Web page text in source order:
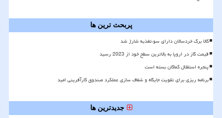
پربحث ترین ها
کالا برگ خردسالان دارای سوءتغذیه شارژ شد
قیمت گاز در اروپا به بالاترین سطح خود از 2023 رسید
پنجره استقلال کماکان بسته است
برنامه ریزی برای تقویت جایگاه و شفاف سازی عملکرد صندوق کارآفرینی امید
جدیدترین ها